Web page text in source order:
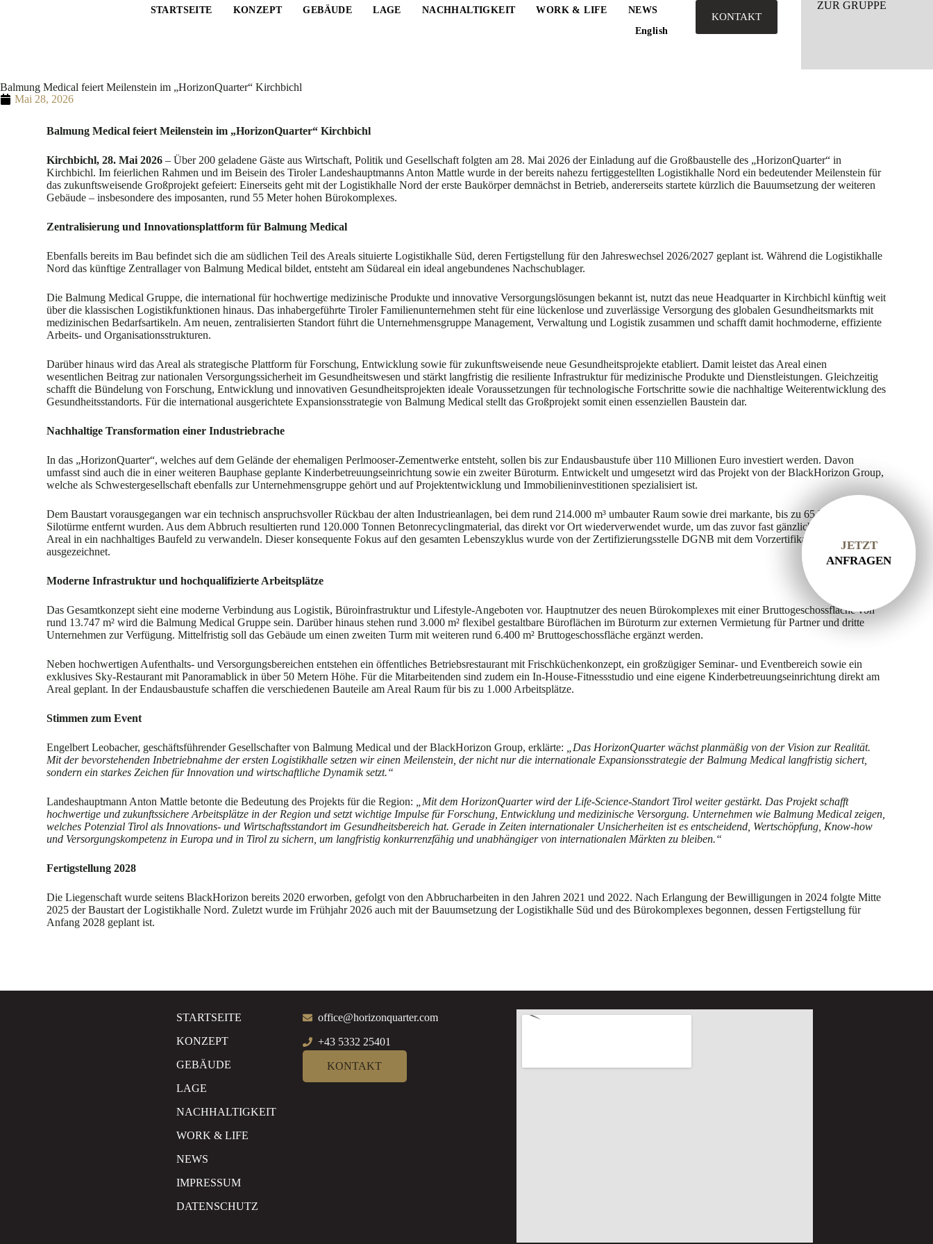
STARTSEITE KONZEPT GEBÄUDE LAGE NACHHALTIGKEIT WORK & LIFE
NEWS
English
KONTAKT
ZUR GRUPPE
Balmung Medical feiert Meilenstein im „HorizonQuarter“ Kirchbichl
Mai 28, 2026
Balmung Medical feiert Meilenstein im „HorizonQuarter“ Kirchbichl
Kirchbichl, 28. Mai 2026 – Über 200 geladene Gäste aus Wirtschaft, Politik und Gesellschaft folgten am 28. Mai 2026 der Einladung auf die Großbaustelle des „HorizonQuarter“ in
Kirchbichl. Im feierlichen Rahmen und im Beisein des Tiroler Landeshauptmanns Anton Mattle wurde in der bereits nahezu fertiggestellten Logistikhalle Nord ein bedeutender Meilenstein für
das zukunftsweisende Großprojekt gefeiert: Einerseits geht mit der Logistikhalle Nord der erste Baukörper demnächst in Betrieb, andererseits startete kürzlich die Bauumsetzung der weiteren
Gebäude – insbesondere des imposanten, rund 55 Meter hohen Bürokomplexes.
Zentralisierung und Innovationsplattform für Balmung Medical
Ebenfalls bereits im Bau befindet sich die am südlichen Teil des Areals situierte Logistikhalle Süd, deren Fertigstellung für den Jahreswechsel 2026/2027 geplant ist. Während die Logistikhalle
Nord das künftige Zentrallager von Balmung Medical bildet, entsteht am Südareal ein ideal angebundenes Nachschublager.
Die Balmung Medical Gruppe, die international für hochwertige medizinische Produkte und innovative Versorgungslösungen bekannt ist, nutzt das neue Headquarter in Kirchbichl künftig weit
über die klassischen Logistikfunktionen hinaus. Das inhabergeführte Tiroler Familienunternehmen steht für eine lückenlose und zuverlässige Versorgung des globalen Gesundheitsmarkts mit
medizinischen Bedarfsartikeln. Am neuen, zentralisierten Standort führt die Unternehmensgruppe Management, Verwaltung und Logistik zusammen und schafft damit hochmoderne, effiziente
Arbeits- und Organisationsstrukturen.
Darüber hinaus wird das Areal als strategische Plattform für Forschung, Entwicklung sowie für zukunftsweisende neue Gesundheitsprojekte etabliert. Damit leistet das Areal einen
wesentlichen Beitrag zur nationalen Versorgungssicherheit im Gesundheitswesen und stärkt langfristig die resiliente Infrastruktur für medizinische Produkte und Dienstleistungen. Gleichzeitig
schafft die Bündelung von Forschung, Entwicklung und innovativen Gesundheitsprojekten ideale Voraussetzungen für technologische Fortschritte sowie die nachhaltige Weiterentwicklung des
Gesundheitsstandorts. Für die international ausgerichtete Expansionsstrategie von Balmung Medical stellt das Großprojekt somit einen essenziellen Baustein dar.
Nachhaltige Transformation einer Industriebrache
In das „HorizonQuarter“, welches auf dem Gelände der ehemaligen Perlmooser-Zementwerke entsteht, sollen bis zur Endausbaustufe über 110 Millionen Euro investiert werden. Davon
umfasst sind auch die in einer weiteren Bauphase geplante Kinderbetreuungseinrichtung sowie ein zweiter Büroturm. Entwickelt und umgesetzt wird das Projekt von der BlackHorizon Group,
welche als Schwestergesellschaft ebenfalls zur Unternehmensgruppe gehört und auf Projektentwicklung und Immobilieninvestitionen spezialisiert ist.
Dem Baustart vorausgegangen war ein technisch anspruchsvoller Rückbau der alten Industrieanlagen, bei dem rund 214.000 m³ umbauter Raum sowie drei markante, bis zu 65 Meter hohe
Silotürme entfernt wurden. Aus dem Abbruch resultierten rund 120.000 Tonnen Betonrecyclingmaterial, das direkt vor Ort wiederverwendet wurde, um das zuvor fast gänzlich versiegelte
Areal in ein nachhaltiges Baufeld zu verwandeln. Dieser konsequente Fokus auf den gesamten Lebenszyklus wurde von der Zertifizierungsstelle DGNB mit dem Vorzertifikat in Gold
ausgezeichnet.
Moderne Infrastruktur und hochqualifizierte Arbeitsplätze
Das Gesamtkonzept sieht eine moderne Verbindung aus Logistik, Büroinfrastruktur und Lifestyle-Angeboten vor. Hauptnutzer des neuen Bürokomplexes mit einer Bruttogeschossfläche von
rund 13.747 m² wird die Balmung Medical Gruppe sein. Darüber hinaus stehen rund 3.000 m² flexibel gestaltbare Büroflächen im Büroturm zur externen Vermietung für Partner und dritte
Unternehmen zur Verfügung. Mittelfristig soll das Gebäude um einen zweiten Turm mit weiteren rund 6.400 m² Bruttogeschossfläche ergänzt werden.
Neben hochwertigen Aufenthalts- und Versorgungsbereichen entstehen ein öffentliches Betriebsrestaurant mit Frischküchenkonzept, ein großzügiger Seminar- und Eventbereich sowie ein
exklusives Sky-Restaurant mit Panoramablick in über 50 Metern Höhe. Für die Mitarbeitenden sind zudem ein In-House-Fitnessstudio und eine eigene Kinderbetreuungseinrichtung direkt am
Areal geplant. In der Endausbaustufe schaffen die verschiedenen Bauteile am Areal Raum für bis zu 1.000 Arbeitsplätze.
Stimmen zum Event
Engelbert Leobacher, geschäftsführender Gesellschafter von Balmung Medical und der BlackHorizon Group, erklärte:
„Das HorizonQuarter wächst planmäßig von der Vision zur Realität.
Mit der bevorstehenden Inbetriebnahme der ersten Logistikhalle setzen wir einen Meilenstein, der nicht nur die internationale Expansionsstrategie der Balmung Medical langfristig sichert,
sondern ein starkes Zeichen für Innovation und wirtschaftliche Dynamik setzt.“
Landeshauptmann Anton Mattle betonte die Bedeutung des Projekts für die Region:
„Mit dem HorizonQuarter wird der Life-Science-Standort Tirol weiter gestärkt. Das Projekt schafft
hochwertige und zukunftssichere Arbeitsplätze in der Region und setzt wichtige Impulse für Forschung, Entwicklung und medizinische Versorgung. Unternehmen wie Balmung Medical zeigen,
welches Potenzial Tirol als Innovations- und Wirtschaftsstandort im Gesundheitsbereich hat. Gerade in Zeiten internationaler Unsicherheiten ist es entscheidend, Wertschöpfung, Know-how
und Versorgungskompetenz in Europa und in Tirol zu sichern, um langfristig konkurrenzfähig und unabhängiger von internationalen Märkten zu bleiben.“
Fertigstellung 2028
Die Liegenschaft wurde seitens BlackHorizon bereits 2020 erworben, gefolgt von den Abbrucharbeiten in den Jahren 2021 und 2022. Nach Erlangung der Bewilligungen in 2024 folgte Mitte
2025 der Baustart der Logistikhalle Nord. Zuletzt wurde im Frühjahr 2026 auch mit der Bauumsetzung der Logistikhalle Süd und des Bürokomplexes begonnen, dessen Fertigstellung für
Anfang 2028 geplant ist.
JETZT
ANFRAGEN
JETZT
ANFRAGEN
STARTSEITE
KONZEPT
GEBÄUDE
LAGE
NACHHALTIGKEIT
WORK & LIFE
NEWS
IMPRESSUM
DATENSCHUTZ
office@horizonquarter.com
+43 5332 25401
KONTAKT